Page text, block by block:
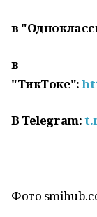
в
в
"ТикТоке":
В Telegram:
Фото